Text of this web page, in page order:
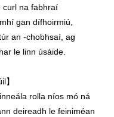
curl na fabhraí
gan dífhoirmiú,
an -chobhsaí, ag
le linn úsáide.
】
rolla níos mó ná
deireadh le feiniméan